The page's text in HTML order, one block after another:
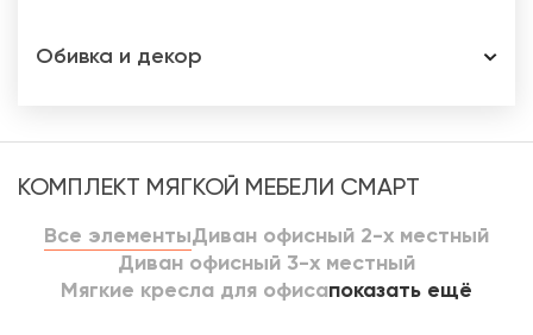
Обивка и декор
КОМПЛЕКТ МЯГКОЙ МЕБЕЛИ СМАРТ
Все элементыДиван офисный 2-х местный
Диван офисный 3-х местный
Мягкие кресла для офисапоказать ещё